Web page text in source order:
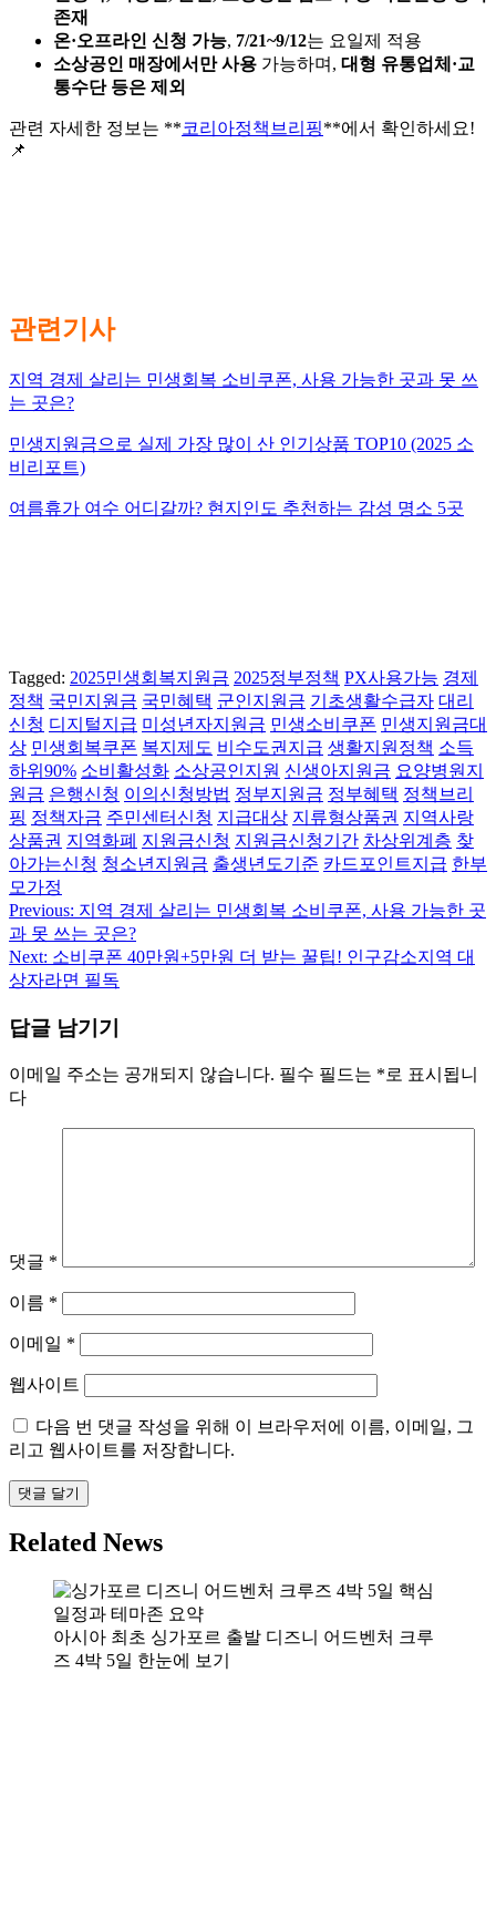
존재
온·오프라인 신청 가능, 7/21~9/12는 요일제 적용
소상공인 매장에서만 사용 가능하며, 대형 유통업체·교
통수단 등은 제외
관련 자세한 정보는 **코리아정책브리핑**에서 확인하세요!
📌
관련기사
지역 경제 살리는 민생회복 소비쿠폰, 사용 가능한 곳과 못 쓰
는 곳은?
민생지원금으로 실제 가장 많이 산 인기상품 TOP10 (2025 소
비리포트)
여름휴가 여수 어디갈까? 현지인도 추천하는 감성 명소 5곳
Tagged: 2025민생회복지원금 2025정부정책 PX사용가능 경제
정책 국민지원금 국민혜택 군인지원금 기초생활수급자 대리
신청 디지털지급 미성년자지원금 민생소비쿠폰 민생지원금대
상 민생회복쿠폰 복지제도 비수도권지급 생활지원정책 소득
하위90% 소비활성화 소상공인지원 신생아지원금 요양병원지
원금 은행신청 이의신청방법 정부지원금 정부혜택 정책브리
핑 정책자금 주민센터신청 지급대상 지류형상품권 지역사랑
상품권 지역화폐 지원금신청 지원금신청기간 차상위계층 찾
아가는신청 청소년지원금 출생년도기준 카드포인트지급 한부
모가정
글
탐
색
Previous: 지역 경제 살리는 민생회복 소비쿠폰, 사용 가능한 곳
과 못 쓰는 곳은?
Next: 소비쿠폰 40만원+5만원 더 받는 꿀팁! 인구감소지역 대
상자라면 필독
답글 남기기
이메일 주소는 공개되지 않습니다. 필수 필드는 *로 표시됩니
다
댓글 *
이름 *
이메일 *
웹사이트
다음 번 댓글 작성을 위해 이 브라우저에 이름, 이메일, 그
리고 웹사이트를 저장합니다.
Related News
아시아 최초 싱가포르 출발 디즈니 어드벤처 크루
즈 4박 5일 한눈에 보기